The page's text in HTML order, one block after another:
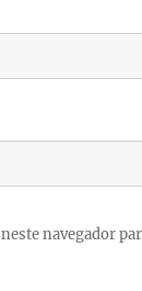
navegador